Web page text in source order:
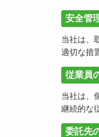
安全管
当社は、
適切な措
従業員
当社は、
継続的な
委託先